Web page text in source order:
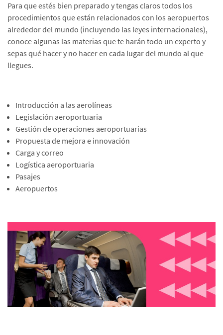
Para que estés bien preparado y tengas claros todos los
procedimientos que están relacionados con los aeropuertos
alrededor del mundo (incluyendo las leyes internacionales),
conoce algunas las materias que te harán todo un experto y
sepas qué hacer y no hacer en cada lugar del mundo al que
llegues.
Introducción a las aerolíneas
Legislación aeroportuaria
Gestión de operaciones aeroportuarias
Propuesta de mejora e innovación
Carga y correo
Logística aeroportuaria
Pasajes
Aeropuertos